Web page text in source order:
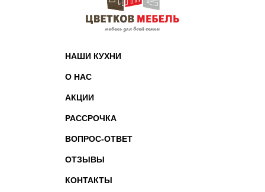
НАШИ КУХНИ
О НАС
АКЦИИ
РАССРОЧКА
ВОПРОС-ОТВЕТ
ОТЗЫВЫ
КОНТАКТЫ